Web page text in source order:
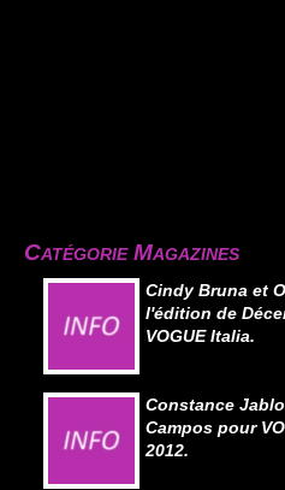
Catégorie Magazines
Cindy Bruna et
l'édition de
VOGUE Italia.
Constance
Campos pour
2012.